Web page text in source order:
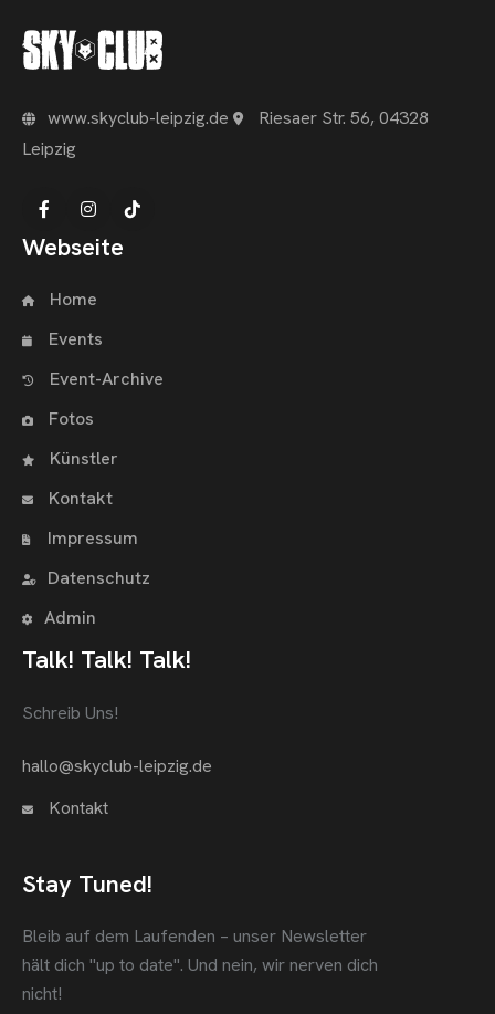
www.skyclub-leipzig.de
Riesaer Str. 56, 04328
Leipzig
Webseite
Home
Events
Event-Archive
Fotos
Künstler
Kontakt
Impressum
Datenschutz
Admin
Talk! Talk! Talk!
Schreib Uns!
hallo@skyclub-leipzig.de
Kontakt
Stay Tuned!
Bleib auf dem Laufenden – unser Newsletter
hält dich "up to date". Und nein, wir nerven dich
nicht!